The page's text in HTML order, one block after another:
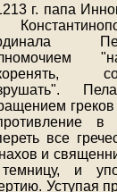
г. папа
в
все
и
и
Уступая